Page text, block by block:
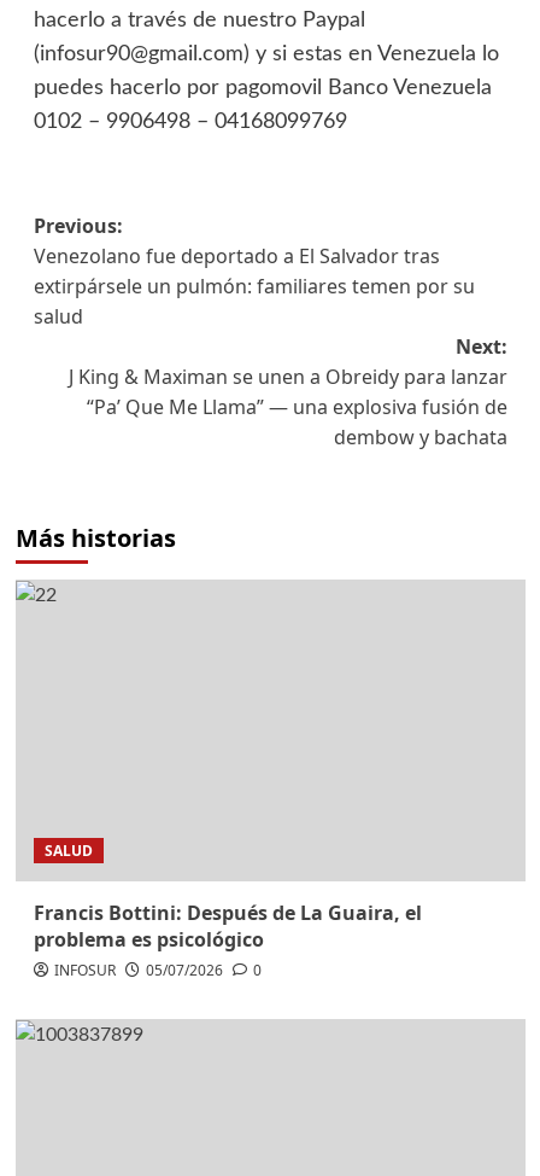
hacerlo a través de nuestro Paypal
(infosur90@gmail.com) y si estas en Venezuela lo
puedes hacerlo por pagomovil Banco Venezuela
0102 – 9906498 – 04168099769
Previous:
Venezolano fue deportado a El Salvador tras
extirpársele un pulmón: familiares temen por su
salud
Next:
J King & Maximan se unen a Obreidy para lanzar
“Pa’ Que Me Llama” — una explosiva fusión de
dembow y bachata
Más historias
SALUD
Francis Bottini: Después de La Guaira, el
problema es psicológico
INFOSUR 05/07/2026 0